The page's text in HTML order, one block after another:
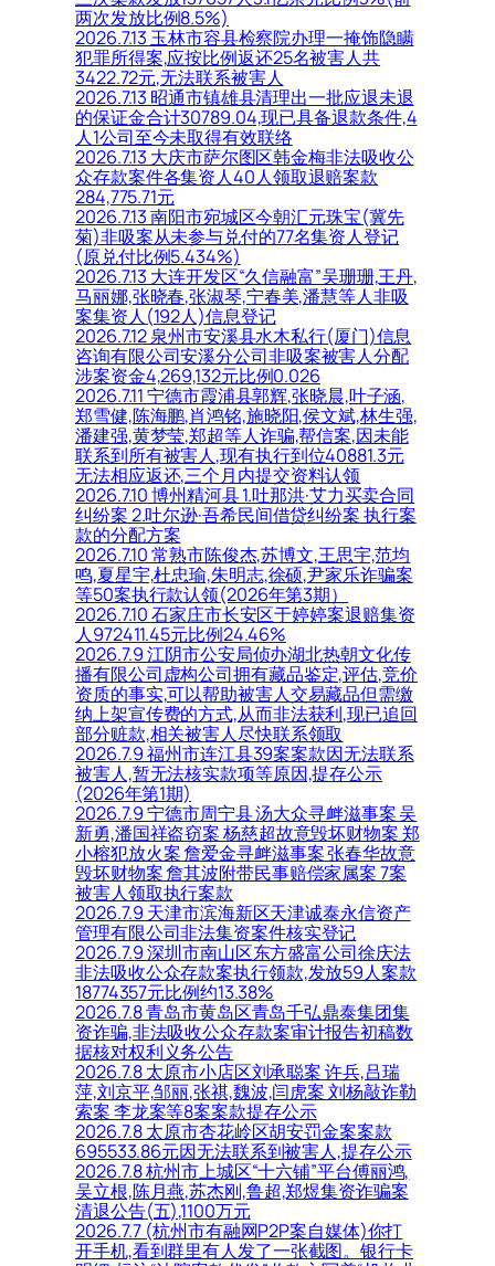
两次发放比例8.5%)
2026.7.13 玉林市容县检察院办理一掩饰隐瞒
犯罪所得案,应按比例返还25名被害人共
3422.72元,无法联系被害人
2026.7.13 昭通市镇雄县清理出一批应退未退
的保证金合计30789.04,现已具备退款条件,4
人1公司至今未取得有效联络
2026.7.13 大庆市萨尔图区韩金梅非法吸收公
众存款案件各集资人40人领取退赔案款
284,775.71元
2026.7.13 南阳市宛城区今朝汇元珠宝(冀先
菊)非吸案从未参与兑付的77名集资人登记
(原兑付比例5.434%)
2026.7.13 大连开发区“久信融富”吴珊珊,王丹,
马丽娜,张晓春,张淑琴,宁春美,潘慧等人非吸
案集资人(192人)信息登记
2026.7.12 泉州市安溪县水木私行(厦门)信息
咨询有限公司安溪分公司非吸案被害人分配
涉案资金4,269,132元比例0.026
2026.7.11 宁德市霞浦县郭辉,张晓晨,叶子涵,
郑雪健,陈海鹏,肖鸿铭,施晓阳,侯文斌,林生强,
潘建强,黄梦莹,郑超等人诈骗,帮信案,因未能
联系到所有被害人,现有执行到位40881.3元
无法相应返还,三个月内提交资料认领
2026.7.10 博州精河县 1.吐那洪·艾力买卖合同
纠纷案 2.吐尔逊·吾希民间借贷纠纷案 执行案
款的分配方案
2026.7.10 常熟市陈俊杰,苏博文,王思宇,范均
鸣,夏星宇,杜忠瑜,朱明志,徐硕,尹家乐诈骗案
等50案执行款认领(2026年第3期）
2026.7.10 石家庄市长安区于婷婷案退赔集资
人972411.45元比例24.46%
2026.7.9 江阴市公安局侦办湖北热朝文化传
播有限公司虚构公司拥有藏品鉴定,评估,竞价
资质的事实,可以帮助被害人交易藏品但需缴
纳上架宣传费的方式,从而非法获利,现已追回
部分赃款,相关被害人尽快联系领取
2026.7.9 福州市连江县39案案款因无法联系
被害人,暂无法核实款项等原因,提存公示
(2026年第1期)
2026.7.9 宁德市周宁县 汤大众寻衅滋事案 吴
新勇,潘国祥盗窃案 杨慈超故意毁坏财物案 郑
小榕犯放火案 詹爱金寻衅滋事案 张春华故意
毁坏财物案 詹其波附带民事赔偿家属案 7案
被害人领取执行案款
2026.7.9 天津市滨海新区天津诚泰永信资产
管理有限公司非法集资案件核实登记
2026.7.9 深圳市南山区东方盛富公司徐庆法
非法吸收公众存款案执行领款,发放59人案款
18774357元比例约13.38%
2026.7.8 青岛市黄岛区青岛千弘鼎泰集团集
资诈骗,非法吸收公众存款案审计报告初稿数
据核对权利义务公告
2026.7.8 太原市小店区刘承聪案 许兵,吕瑞
萍,刘京平,邹丽,张祺,魏波,闫虎案 刘杨敲诈勒
索案 李龙案等8案案款提存公示
2026.7.8 太原市杏花岭区胡安罚金案案款
695533.86元因无法联系到被害人,提存公示
2026.7.8 杭州市上城区“十六铺”平台傅丽鸿,
吴立根,陈月燕,苏杰刚,鲁超,郑煜集资诈骗案
清退公告(五),1100万元
2026.7.7 (杭州市有融网P2P案自媒体)你打
开手机,看到群里有人发了一张截图。银行卡